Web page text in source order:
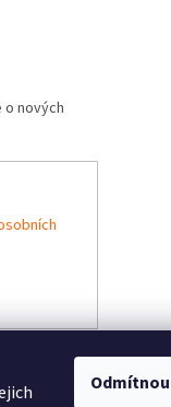
o nových
Brainstorm Toys,